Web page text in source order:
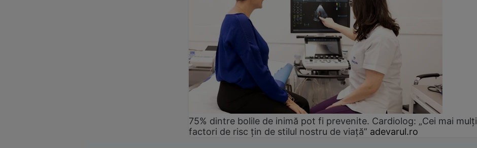
75% dintre bolile de inimă pot fi prevenite. Cardiolog: „Cei mai mulți
factori de risc țin de stilul nostru de viață” adevarul.ro